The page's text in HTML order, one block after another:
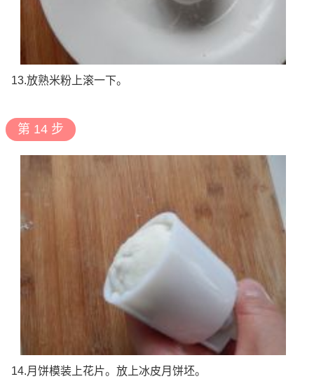
13.放熟米粉上滚一下。
第 14 步
14.月饼模装上花片。放上冰皮月饼坯。